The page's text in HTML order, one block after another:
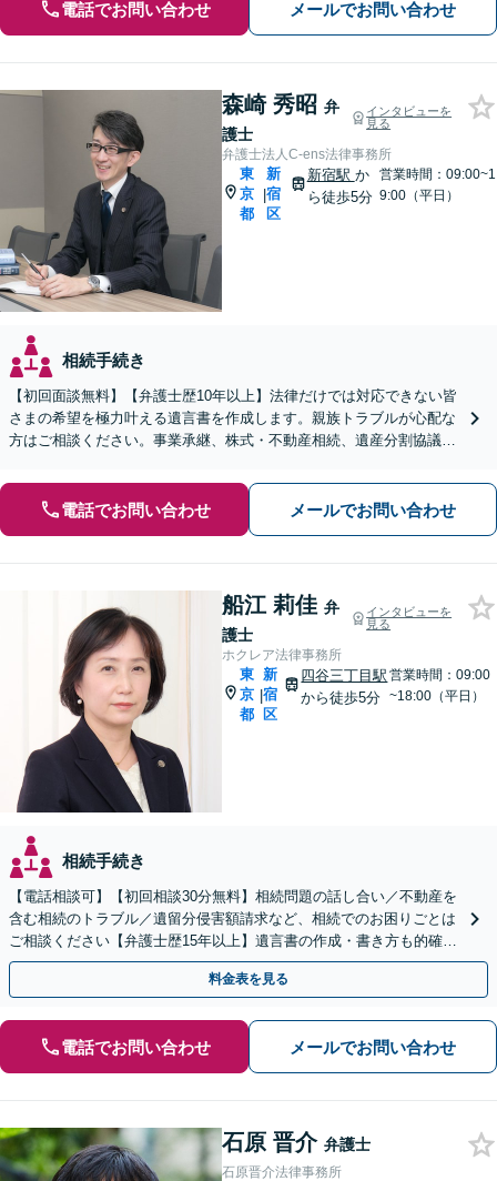
電話でお問い合わせ メールでお問い合わせ
森崎 秀昭 弁
護士
インタビューを
見る
弁護士法人C-ens法律事務所
東
京
都
|
新
宿
区
新宿駅 か
ら徒歩5分
営業時間：09:00~1
9:00（平日）
相続手続き
【初回面談無料】【弁護士歴10年以上】法律だけでは対応できない皆
さまの希望を極力叶える遺言書を作成します。親族トラブルが心配な
方はご相談ください。事業承継、株式・不動産相続、遺産分割協議・
電話でお問い合わせ メールでお問い合わせ
船江 莉佳 弁
護士
インタビューを
見る
ホクレア法律事務所
東
京
都
|
新
宿
区
四谷三丁目駅
から徒歩5分
営業時間：09:00
~18:00（平日）
相続手続き
【電話相談可】【初回相談30分無料】相続問題の話し合い／不動産を
含む相続のトラブル／遺留分侵害額請求など、相続でのお困りごとは
ご相談ください【弁護士歴15年以上】遺言書の作成・書き方も的確に
アドバイス【夜間・休日対応可】【四谷三丁目駅5分】
料金表を見る
電話でお問い合わせ メールでお問い合わせ
石原 晋介 弁護士
石原晋介法律事務所